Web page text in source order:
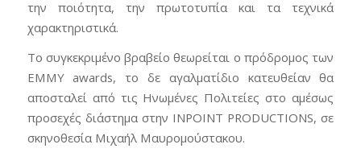
την ποιότητα, την πρωτοτυπία και τα τεχνικά
χαρακτηριστικά.
Το συγκεκριμένο βραβείο θεωρείται ο πρόδρομος των
ΕΜΜΥ awards, το δε αγαλματίδιο κατευθείαν θα
αποσταλεί από τις Ηνωμένες Πολιτείες στο αμέσως
προσεχές διάστημα στην INPOINT PRODUCTIONS, σε
σκηνοθεσία Μιχαήλ Μαυρομούστακου.